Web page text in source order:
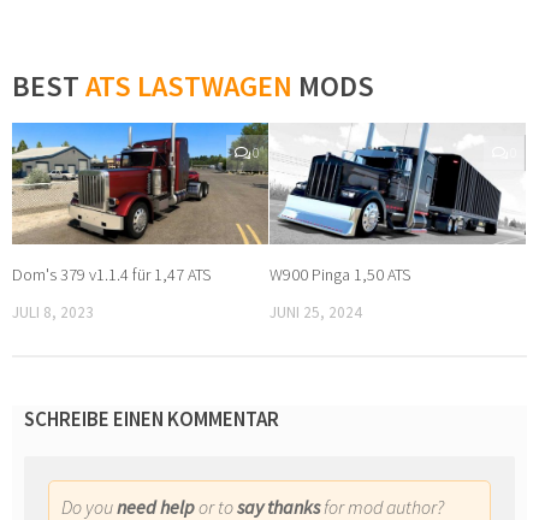
BESTATS LASTWAGEN MODS
0
Dom's 379 v1.1.4 für 1,47 ATS
JULI 8, 2023
W900 Pinga 1,50 ATS
JUNI 25, 2024
SCHREIBE EINEN KOMMENTAR
Do youneed helpor tosay thanksfor mod author?